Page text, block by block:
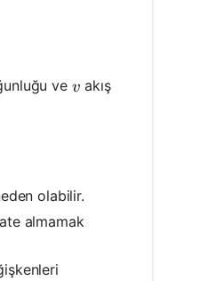
\times
ve v
v akış
olabilir.
almamak